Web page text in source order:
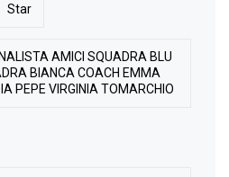
Star
AMICI SQUADRA BLU
BIANCA COACH EMMA
PEPE VIRGINIA TOMARCHIO